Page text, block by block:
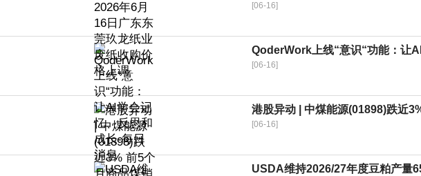
[06-16]
QoderWork上线“意识“功能：让
[06-16]
港股异动 | 中煤能源(01898)跌近
[06-16]
USDA维持2026/27年度豆粕产量